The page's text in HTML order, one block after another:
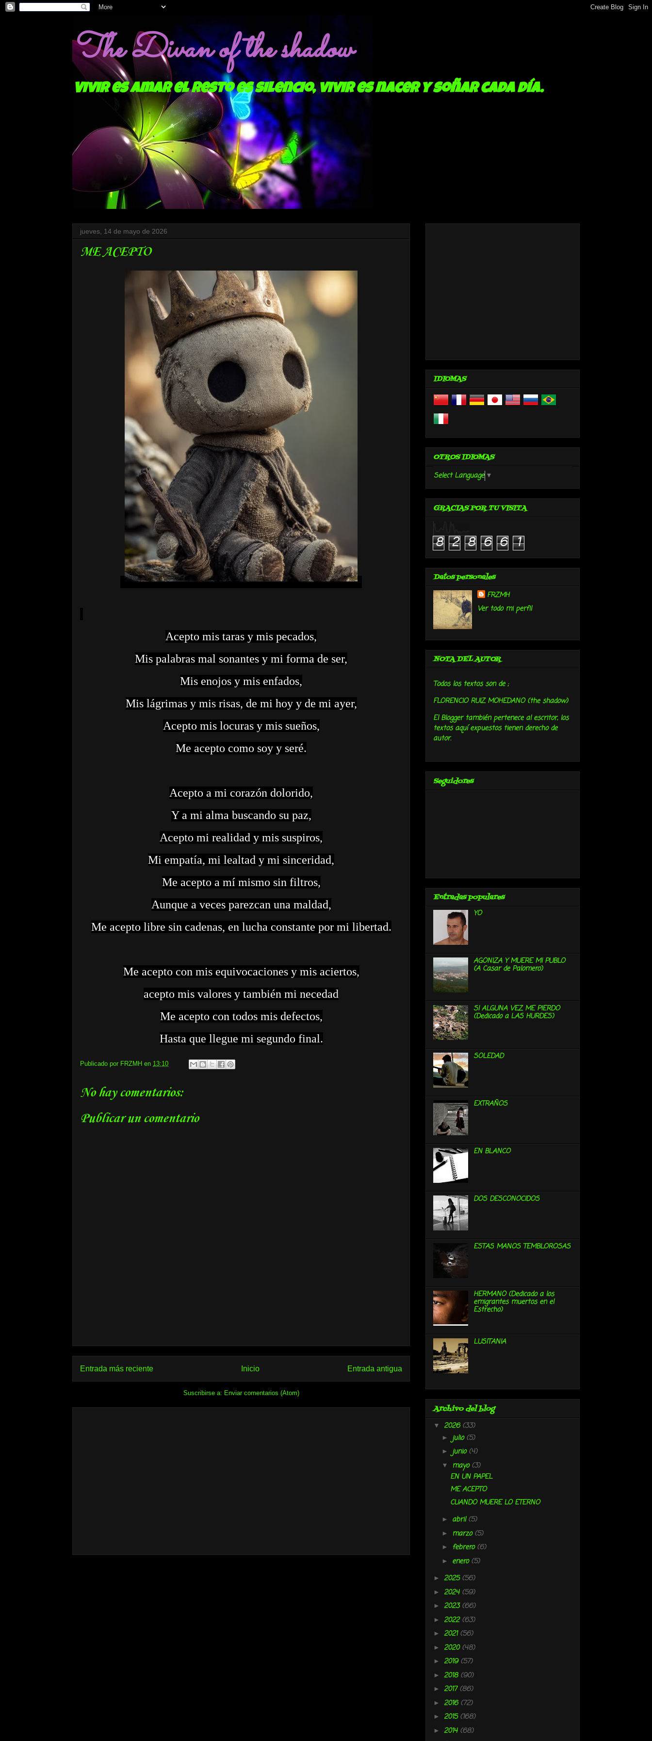
The Divan of the shadow
Vivir es amar el resto es silencio, vivir es nacer y soñar cada día.
jueves, 14 de mayo de 2026
ME ACEPTO
Acepto mis taras y mis pecados,
Mis palabras mal sonantes y mi forma de ser,
Mis enojos y mis enfados,
Mis lágrimas y mis risas, de mi hoy y de mi ayer,
Acepto mis locuras y mis sueños,
Me acepto como soy y seré.
Acepto a mi corazón dolorido,
Y a mi alma buscando su paz,
Acepto mi realidad y mis suspiros,
Mi empatía, mi lealtad y mi sinceridad,
Me acepto a mí mismo sin filtros,
Aunque a veces parezcan una maldad,
Me acepto libre sin cadenas, en lucha constante por mi libertad.
Me acepto con mis equivocaciones y mis aciertos,
acepto mis valores y también mi necedad
Me acepto con todos mis defectos,
Hasta que llegue mi segundo final.
Publicado por FRZMH en 13:10
No hay comentarios:
Publicar un comentario
Entrada más reciente Entrada antigua
Inicio
Suscribirse a: Enviar comentarios (Atom)
IDIOMAS
OTROS IDIOMAS
Select Language ▼
GRACIAS POR TU VISITA
8 2 8 6 6 1
Datos personales
FRZMH
Ver todo mi perfil
NOTA DEL AUTOR
Todos los textos son de ;
FLORENCIO RUIZ MOHEDANO (the shadow)
El Blogger también pertenece al escritor, los
textos aquí expuestos tienen derecho de
autor.
Seguidores
Entradas populares
YO
AGONIZA Y MUERE MI PUBLO
(A Casar de Palomero)
SI ALGUNA VEZ ME PIERDO
(Dedicado a LAS HURDES)
SOLEDAD
EXTRAÑOS
EN BLANCO
DOS DESCONOCIDOS
ESTAS MANOS TEMBLOROSAS
HERMANO (Dedicado a los
emigrantes muertos en el
Estrecho)
LUSITANIA
Archivo del blog
▼ 2026 (33)
► julio(5)
► junio(4)
▼ mayo(3)
EN UN PAPEL
ME ACEPTO
CUANDO MUERE LO ETERNO
► abril(5)
► marzo(5)
► febrero(6)
► enero(5)
► 2025(56)
► 2024 (59)
► 2023(66)
► 2022(63)
► 2021(56)
► 2020(48)
► 2019(57)
► 2018 (90)
► 2017(86)
► 2016 (72)
► 2015(168)
► 2014 (68)